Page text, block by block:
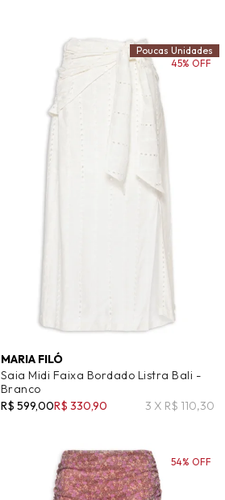
MARIA FILÓ
Saia Midi Faixa Bordado Listra Bali -
Branco
R$ 599,00R$ 330,90 3 X R$ 110,30
Poucas Unidades
45% OFF
54% OFF